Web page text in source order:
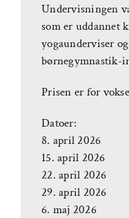
Undervisningen
som er uddannet
yogaunderviser
børnegymnastik-
Prisen er for
Datoer:
8. april 2026
15. april 2026
22. april 2026
29. april 2026
6. maj 2026